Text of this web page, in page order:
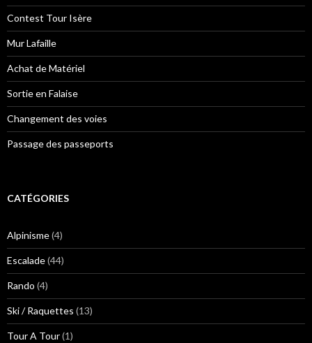
Contest Tour Isère
Mur Lafaille
Achat de Matériel
Sortie en Falaise
Changement des voies
Passage des passeports
CATÉGORIES
Alpinisme(4)
Escalade(44)
Rando (4)
Ski / Raquettes (13)
Tour A Tour(1)